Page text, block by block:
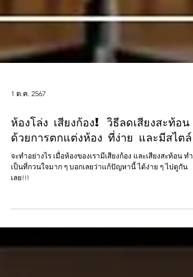
ห้องโล่ง เสียงก้อง! วิธีลดเสียงสะท้อน
ด้วยการตกแต่งห้อง ที่ง่าย และมีสไตล์
จะทำอย่างไร เมื่อห้องของเรามีเสียงก้อง และเสียงสะท้อน ทำ